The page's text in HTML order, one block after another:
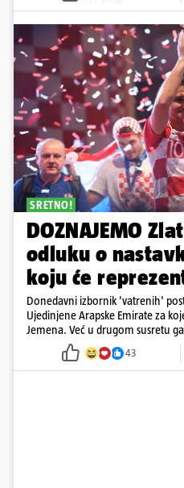
SRETNO!
DOZNAJEMO
odluku o
koju će
Donedavni izbornik 'vatrenih'
Ujedinjene Arapske Emirate za
Jemena. Već u drugom susretu
43